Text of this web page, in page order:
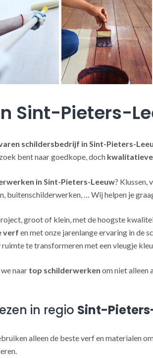
Sint-Pieters-
schildersbedrijf in Sint-Pieters-
bent naar goedkope, doch
in Sint-Pieters-Leeuw? Klussen,
buitenschilderwerken, … Wij helpen je
groot of klein, met de hoogste
verf en met onze jarenlange ervaring in de
te transformeren met een vleugje
naar top schilderwerken om niet alleen
in regio Sint-
alleen de beste verf en materialen